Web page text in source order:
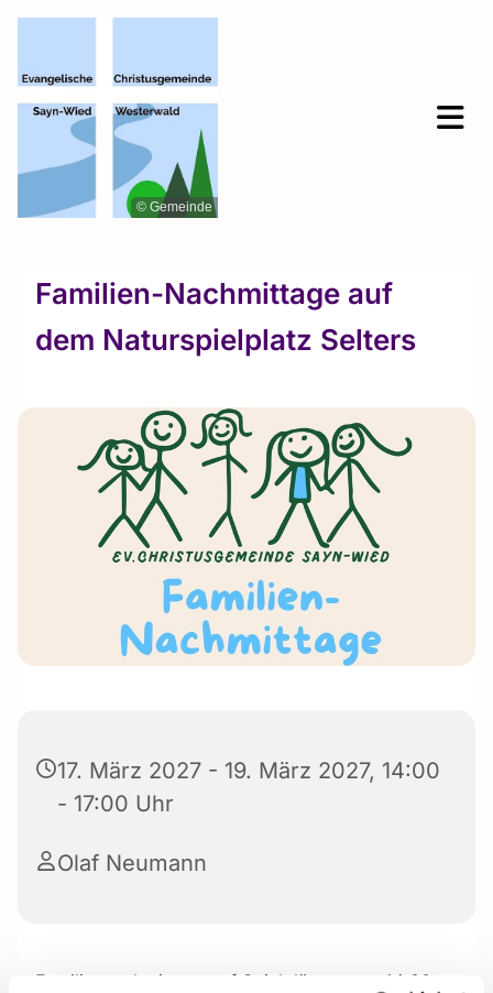
© Gemeinde
Familien-Nachmittage auf
dem Naturspielplatz Selters
17. März 2027 - 19. März 2027, 14:00
- 17:00 Uhr
Olaf Neumann
Familiennachmittage auf Spielplätzen von 14:00